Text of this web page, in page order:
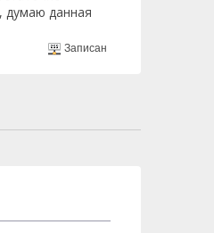
думаю данная
Записан